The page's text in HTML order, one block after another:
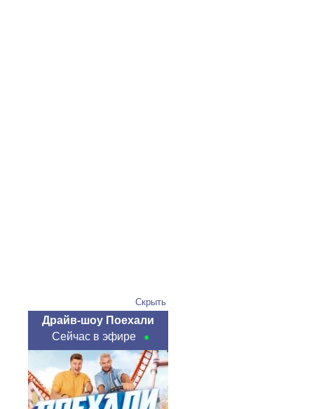
Скрыть
Драйв-шоу Поехали
Сейчас в эфире